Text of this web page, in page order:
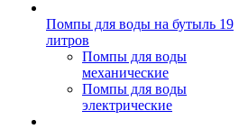
Помпы для воды на бутыль 19
литров
Помпы для воды
механические
Помпы для воды
электрические